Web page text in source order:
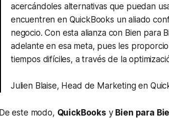
acercándoles alternativas que puedan
encuentren en QuickBooks un aliado
negocio. Con esta alianza con Bien para
adelante en esa meta, pues les
tiempos difíciles, a través de la
Julien Blaise, Head de Marketing en
De este modo, QuickBooks y Bien para